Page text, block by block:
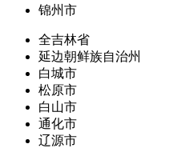
锦州市
全吉林省
延边朝鲜族自治州
白城市
松原市
白山市
通化市
辽源市